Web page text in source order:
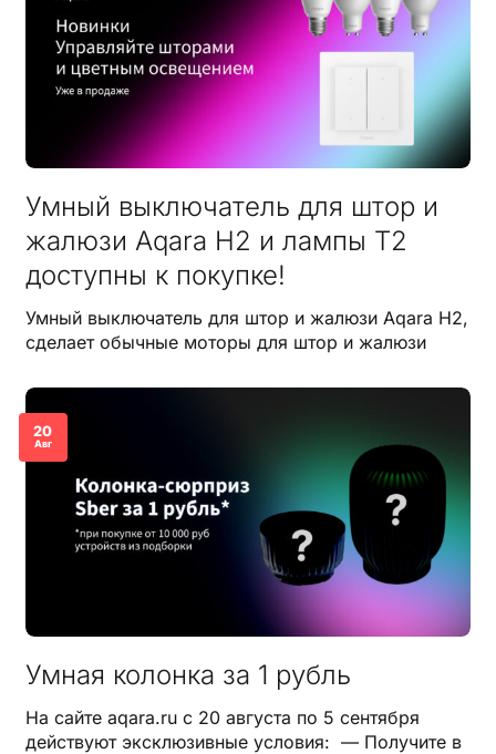
Умный выключатель для штор и
жалюзи Aqara H2 и лампы Т2
доступны к покупке!
Умный выключатель для штор и жалюзи Aqara H2,
сделает обычные моторы для штор и жалюзи
Умная колонка за 1 рубль
На сайте aqara.ru с 20 августа по 5 сентября
действуют эксклюзивные условия: — Получите в
20
Авг